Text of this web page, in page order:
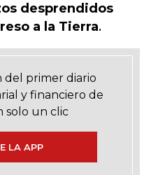
desprendidos
a la Tierra.
del primer diario
y financiero de
solo un clic
LA APP